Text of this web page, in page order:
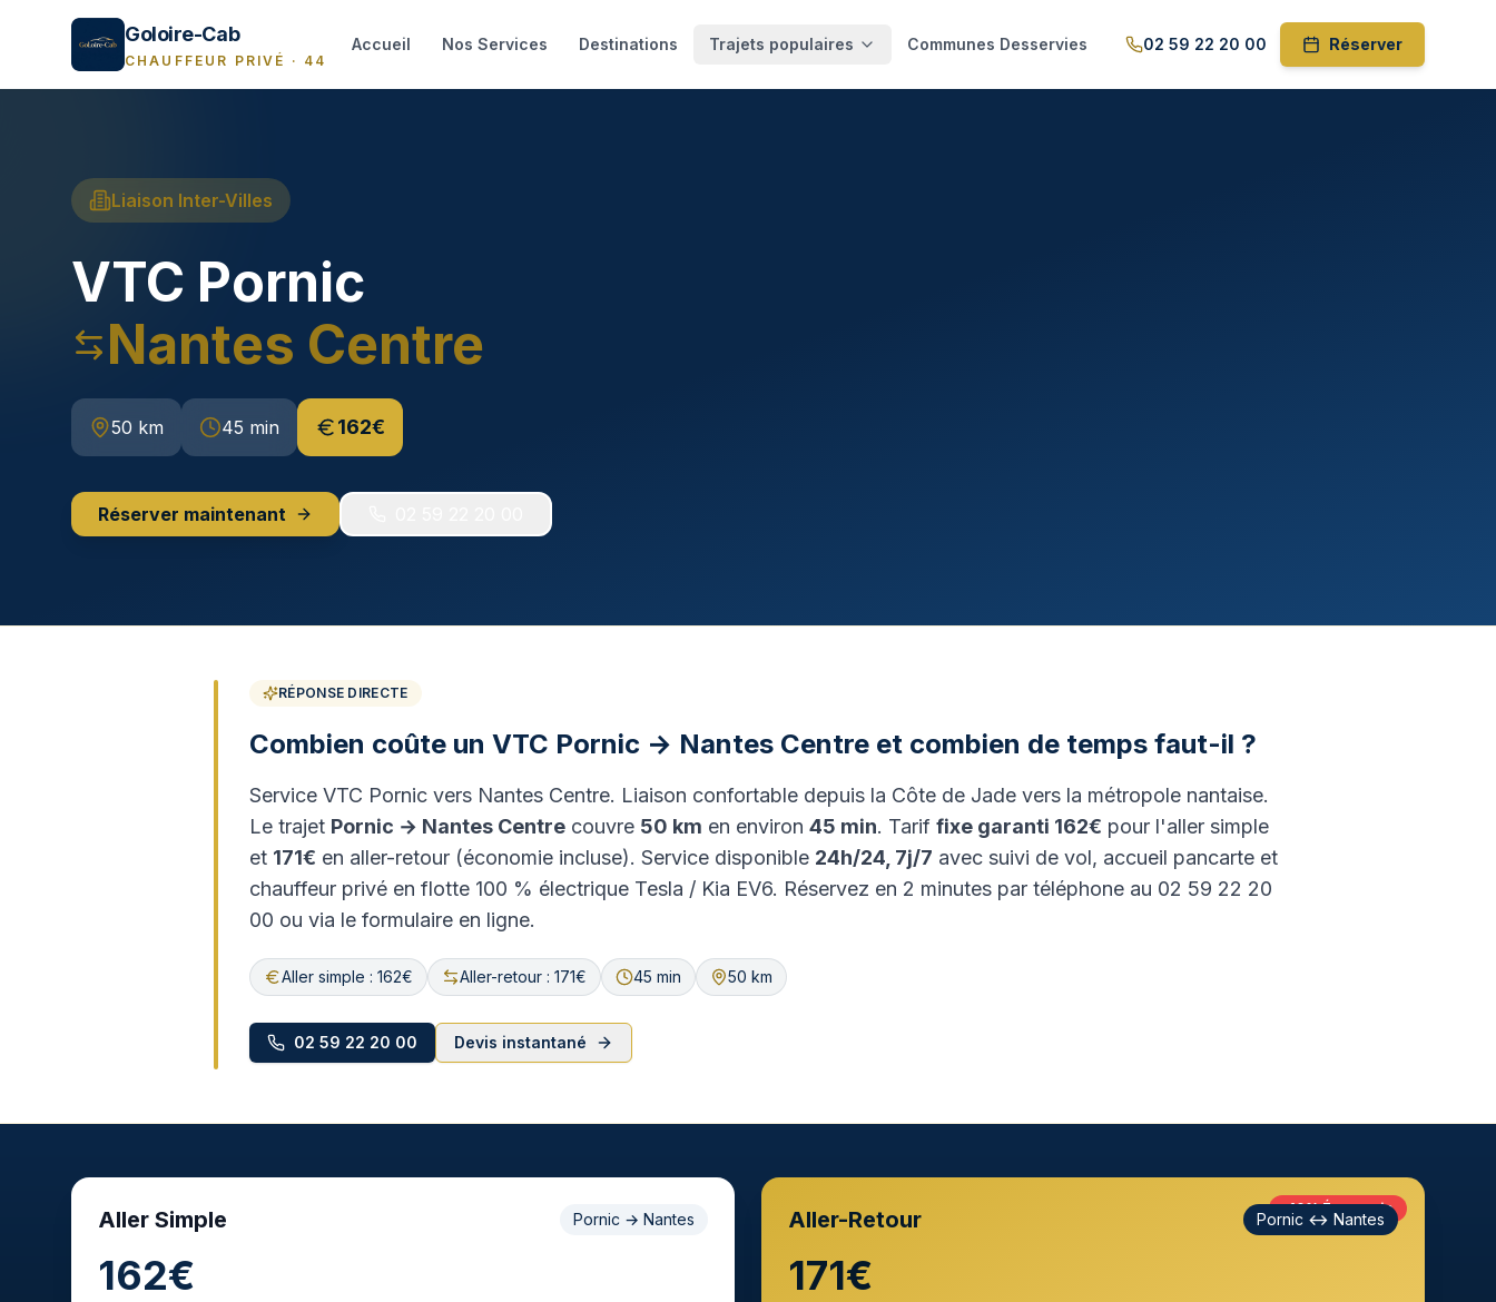
EVTC certifié · Loi Grandguillaume 02 59 22 20 00 🇫🇷
Goloire-Cab
CHAUFFEUR PRIVÉ · 44
Accueil Nos Services Destinations Trajets populaires Communes Desservies 02 59 22 20 00 Réserver
Liaison Inter-Villes
VTC Pornic
Nantes Centre
50 km 45 min 162€
Réserver maintenant
RÉPONSE DIRECTE
Combien coûte un VTC Pornic → Nantes Centre et combien de temps faut-il ?
Service VTC Pornic vers Nantes Centre. Liaison confortable depuis la Côte de Jade vers la métropole nantaise.
Le trajet Pornic → Nantes Centre couvre 50 km en environ 45 min. Tarif fixe garanti 162€ pour l'aller simple
et 171€ en aller-retour (économie incluse). Service disponible 24h/24, 7j/7 avec suivi de vol, accueil pancarte et
chauffeur privé en flotte 100 % électrique Tesla / Kia EV6. Réservez en 2 minutes par téléphone au 02 59 22 20
00 ou via le formulaire en ligne.
Aller simple : 162€ Aller-retour : 171€ 45 min 50 km
02 59 22 20 00 Devis instantané
Aller Simple Pornic → Nantes
162€
-10% Économie
Aller-Retour Pornic ↔ Nantes
171€